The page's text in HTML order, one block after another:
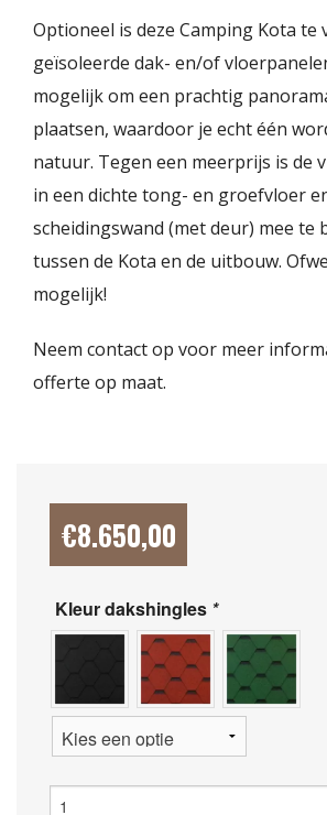
Optioneel is deze Camping Kota
geïsoleerde dak- en/of
mogelijk om een prachtig
plaatsen, waardoor je echt één
natuur. Tegen een meerprijs is de
in een dichte tong- en groefvloer
scheidingswand (met deur) mee te
tussen de Kota en de uitbouw.
mogelijk!
Neem contact op voor meer
offerte op maat.
€8.650,00
Kleur dakshingles *